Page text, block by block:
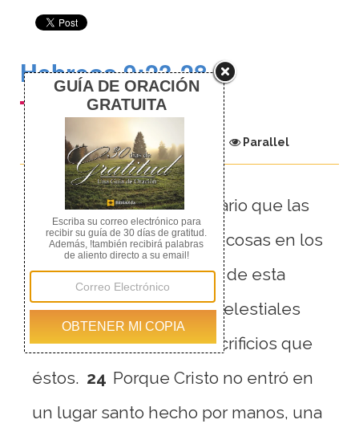
Hebreos 9:23-28
Chapter Parallel
Por tanto, fue necesario que las
representaciones de las cosas en los
cielos fueran purificadas de esta
manera, pero las cosas celestiales
mismas, con mejores sacrificios que
éstos. 24 Porque Cristo no entró en
un lugar santo hecho por manos, una